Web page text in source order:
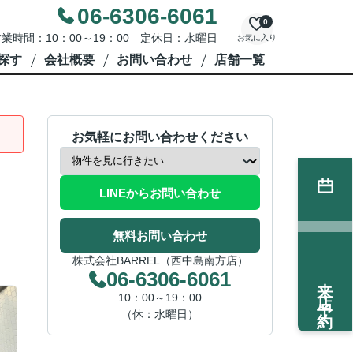
06-6306-6061
時間：10：00～19：00 定休日：水曜日 お気に入り
0
す 会社概要 お問い合わせ 店舗一覧
お気軽にお問い合わせください
LINEからお問い合わせ
無料お問い合わせ
株式会社BARREL（西中島南方店）
06-6306-6061
10：00～19：00
（休：水曜日）
来店予約